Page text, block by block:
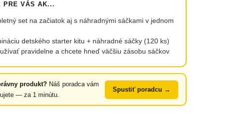
PRE VÁS AK...
set na začiatok aj s náhradnými sáčkami v jednom
detského starter kitu + náhradné sáčky (120 ks)
pravidelne a chcete hneď väčšiu zásobu sáčkov
produkt?Náš poradca vám
— za 1 minútu.
Spustiť poradcu →